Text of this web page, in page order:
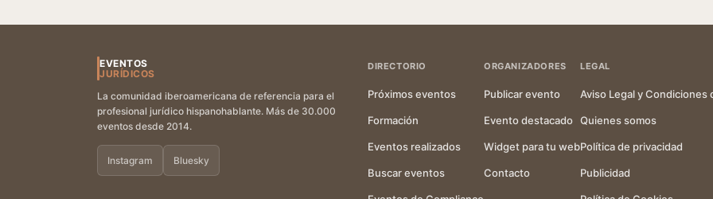
EVENTOS
JURÍDICOS
La comunidad iberoamericana de referencia para el
profesional jurídico hispanohablante. Más de 30.000
eventos desde 2014.
Instagram Bluesky
DIRECTORIO
Próximos eventos
Formación
Eventos realizados
Buscar eventos
ORGANIZADORES
Publicar evento
Evento destacado
Widget para tu web
Contacto
LEGAL
Aviso Legal y Condiciones
Quienes somos
Política de privacidad
Publicidad